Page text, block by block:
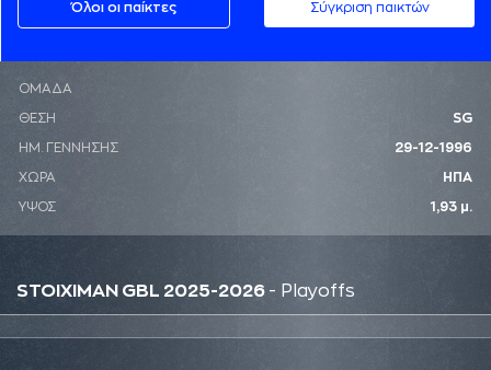
Όλοι οι παίκτες Σύγκριση παικτών
ΟΜΑΔΑ
ΘΕΣΗ SG
ΗΜ. ΓΕΝΝΗΣΗΣ 29-12-1996
ΧΩΡΑ ΗΠΑ
ΥΨΟΣ 1,93 μ.
STOIXIMAN GBL 2025-2026 - Playoffs